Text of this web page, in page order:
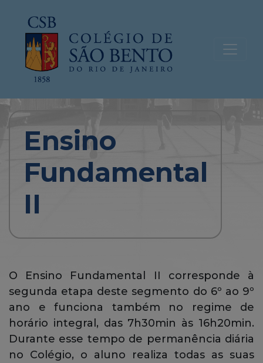
Ensino
Fundamental
II
O Ensino Fundamental II corresponde à
segunda etapa deste segmento do 6º ao 9º
ano e funciona também no regime de
horário integral, das 7h30min às 16h20min.
Durante esse tempo de permanência diária
no Colégio, o aluno realiza todas as suas